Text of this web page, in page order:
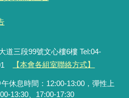
道三段99號文心樓6樓 Tel:04-
【本會各組室聯絡方式】
休息時間：12:00-13:00，彈性上
13:30、17:00-17:30